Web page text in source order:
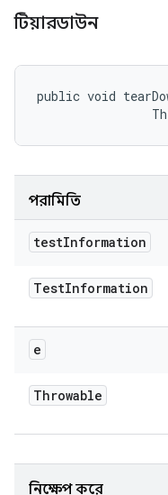
টিয়ারডাউন
public void
পরামিতি
testInformation
TestInformation
e
Throwable
নিক্ষেপ করে